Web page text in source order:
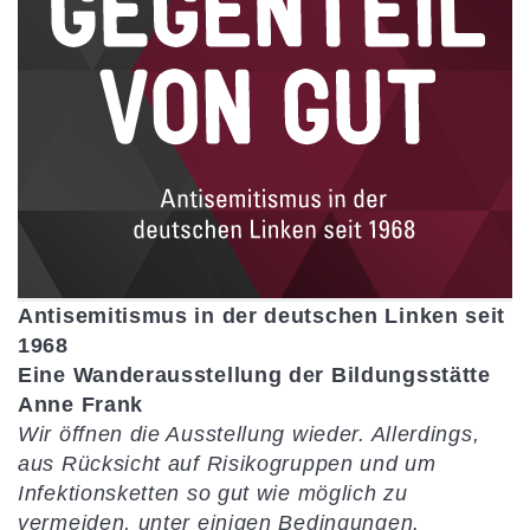
Antisemitismus in der deutschen Linken seit
1968
Eine Wanderausstellung der Bildungsstätte
Anne Frank
Wir öffnen die Ausstellung wieder. Allerdings,
aus Rücksicht auf Risikogruppen und um
Infektionsketten so gut wie möglich zu
vermeiden, unter einigen Bedingungen.